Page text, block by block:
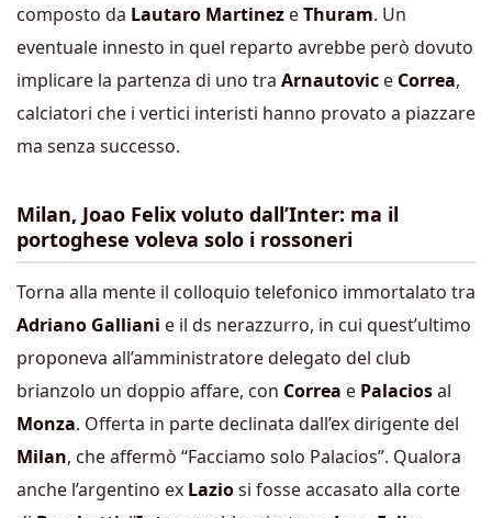
composto da Lautaro Martinez eThuram. Un
eventuale innesto in quel reparto avrebbe però dovuto
implicare la partenza di uno tra Arnautovic e Correa,
calciatori che i vertici interisti hanno provato a piazzare
ma senza successo.
Milan, Joao Felix voluto dall’Inter: ma il
portoghese voleva solo i rossoneri
Torna alla mente il colloquio telefonico immortalato tra
Adriano Galliani e il ds nerazzurro, in cui quest’ultimo
proponeva all’amministratore delegato del club
brianzolo un doppio affare, con Correa e Palaciosal
Monza. Offerta in parte declinata dall’ex dirigente del
Milan, che affermò “Facciamo solo Palacios”. Qualora
anche l’argentino ex Laziosi fosse accasato alla corte